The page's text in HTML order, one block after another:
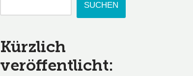
SUCHEN
Kürzlich
veröffentlicht: